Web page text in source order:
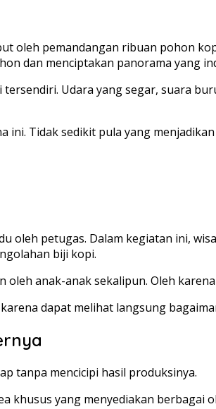
oleh pemandangan ribuan pohon
dan menciptakan panorama yang
Udara yang segar, suara
ini. Tidak sedikit pula yang
oleh petugas. Dalam kegiatan ini,
biji kopi.
anak-anak sekalipun. Oleh
dapat melihat langsung
tanpa mencicipi hasil produksinya.
khusus yang menyediakan